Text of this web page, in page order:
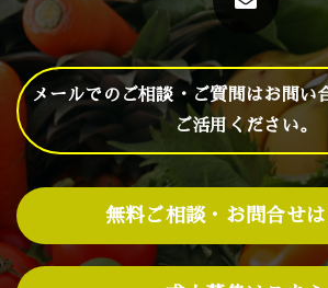
メールでのご相談・ご質問はお問い
ご活用ください。
無料ご相談・お問合せ